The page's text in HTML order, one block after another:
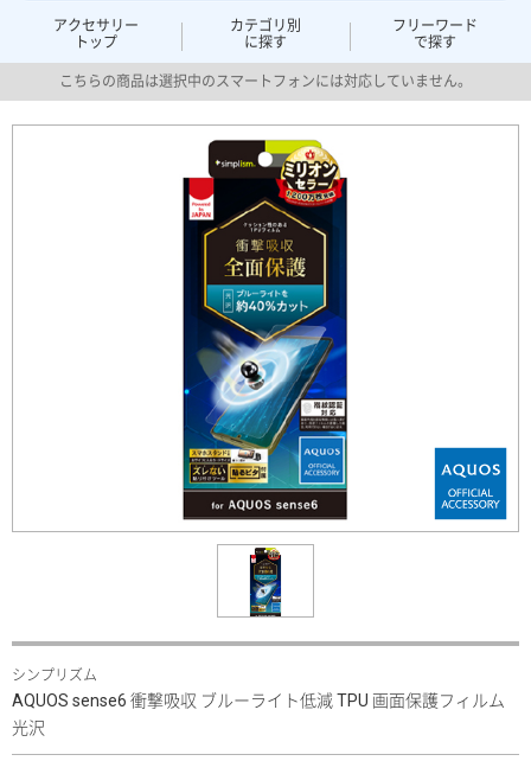
アクセサリー
トップ
カテゴリ別
に探す
フリーワード
で探す
こちらの商品は選択中のスマートフォンには対応していません。
シンプリズム
AQUOS sense6 衝撃吸収 ブルーライト低減 TPU 画面保護フィルム
光沢